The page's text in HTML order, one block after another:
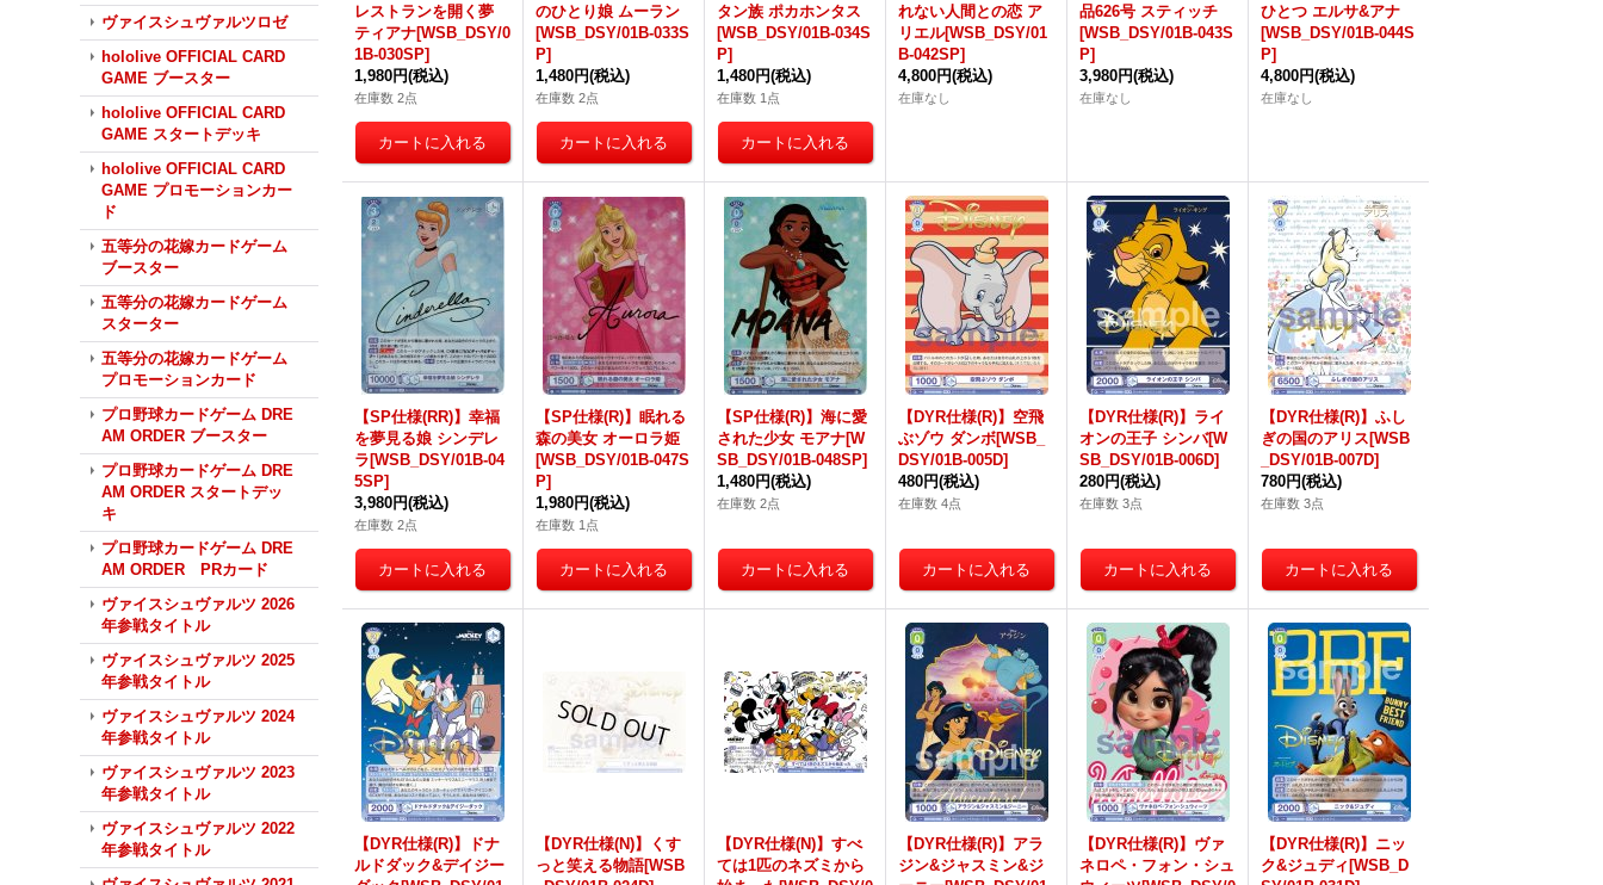
ヴァイスシュヴァルツロゼ
hololive OFFICIAL CARD
GAME ブースター
hololive OFFICIAL CARD
GAME スタートデッキ
hololive OFFICIAL CARD
GAME プロモーションカー
ド
五等分の花嫁カードゲーム
ブースター
五等分の花嫁カードゲーム
スターター
五等分の花嫁カードゲーム
プロモーションカード
プロ野球カードゲーム DRE
AM ORDER ブースター
プロ野球カードゲーム DRE
AM ORDER スタートデッ
キ
プロ野球カードゲーム DRE
AM ORDER PRカード
ヴァイスシュヴァルツ 2026
年参戦タイトル
ヴァイスシュヴァルツ 2025
年参戦タイトル
ヴァイスシュヴァルツ 2024
年参戦タイトル
ヴァイスシュヴァルツ 2023
年参戦タイトル
ヴァイスシュヴァルツ 2022
年参戦タイトル
レストランを開く夢
ティアナ[WSB_DSY/0
1B-030SP]
1,980円(税込)
在庫数 2点
のひとり娘 ムーラン
[WSB_DSY/01B-033S
P]
1,480円(税込)
在庫数 2点
タン族 ポカホンタス
[WSB_DSY/01B-034S
P]
1,480円(税込)
在庫数 1点
れない人間との恋 ア
リエル[WSB_DSY/01
B-042SP]
4,800円(税込)
在庫なし
品626号 スティッチ
[WSB_DSY/01B-043S
P]
3,980円(税込)
在庫なし
ひとつ エルサ&アナ
[WSB_DSY/01B-044S
P]
4,800円(税込)
在庫なし
【SP仕様(RR)】幸福
を夢見る娘 シンデレ
ラ[WSB_DSY/01B-04
5SP]
3,980円(税込)
在庫数 2点
【SP仕様(R)】眠れる
森の美女 オーロラ姫
[WSB_DSY/01B-047S
P]
1,980円(税込)
在庫数 1点
【SP仕様(R)】海に愛
された少女 モアナ[W
SB_DSY/01B-048SP]
1,480円(税込)
在庫数 2点
【DYR仕様(R)】空飛
ぶゾウ ダンボ[WSB_
DSY/01B-005D]
480円(税込)
在庫数 4点
【DYR仕様(R)】ライ
オンの王子 シンバ[W
SB_DSY/01B-006D]
280円(税込)
在庫数 3点
【DYR仕様(R)】ふし
ぎの国のアリス[WSB
_DSY/01B-007D]
780円(税込)
在庫数 3点
【DYR仕様(R)】ドナ
ルドダック&デイジー
【DYR仕様(N)】くす
っと笑える物語[WSB
【DYR仕様(N)】すべ
ては1匹のネズミから
【DYR仕様(R)】アラ
ジン&ジャスミン&ジ
【DYR仕様(R)】ヴァ
ネロペ・フォン・シュ
【DYR仕様(R)】ニッ
ク&ジュディ[WSB_D